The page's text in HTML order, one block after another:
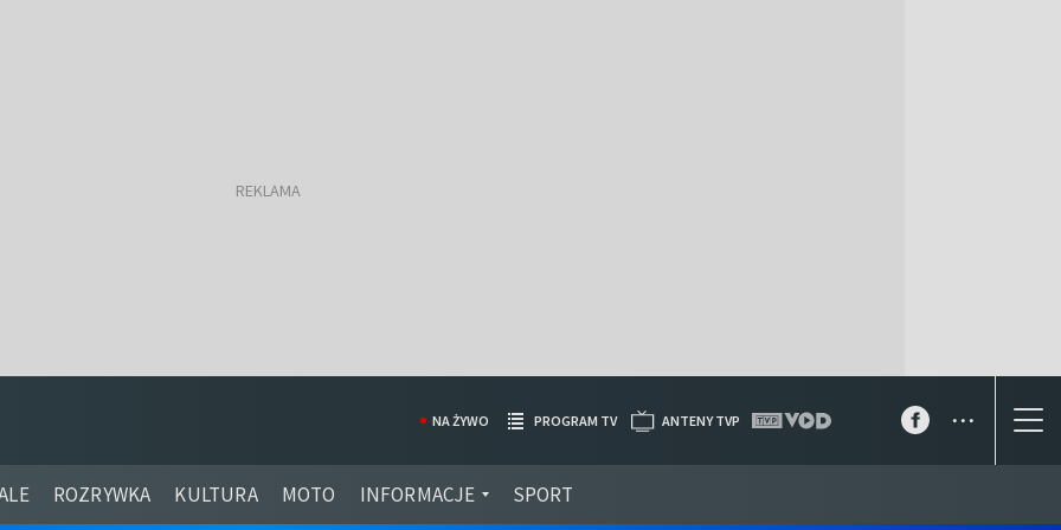
ROZRYWKA KULTURA MOTO INFORMACJE SPORT
NA ŻYWO PROGRAM TV ANTENY TVP ...